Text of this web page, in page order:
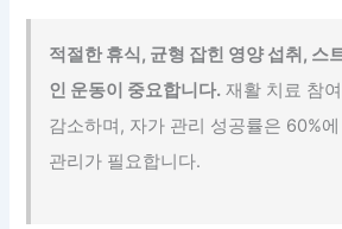
적절한 휴식, 균형 잡힌 영양 섭취, 스
인 운동이 중요합니다. 재활 치료 참
감소하며, 자가 관리 성공률은 60%
관리가 필요합니다.